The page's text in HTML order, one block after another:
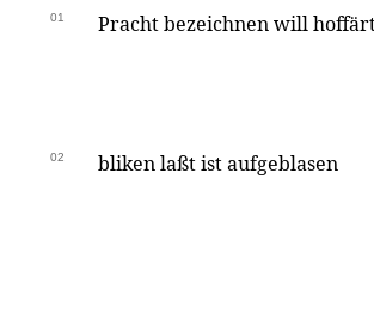
01 Pracht bezeichnen will
02 bliken laßt ist aufgeblasen